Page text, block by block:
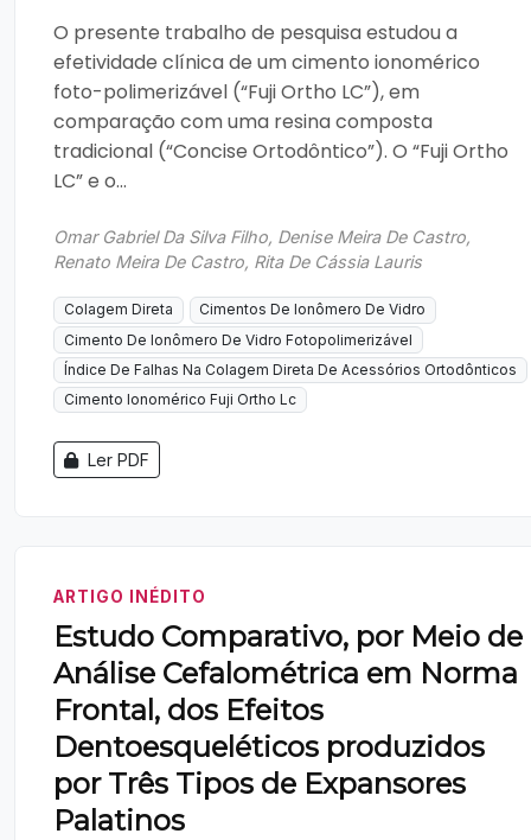
O presente trabalho de pesquisa estudou a
efetividade clínica de um cimento ionomérico
foto-polimerizável (“Fuji Ortho LC”), em
comparação com uma resina composta
tradicional (“Concise Ortodôntico”). O “Fuji Ortho
LC” e o...
Omar Gabriel Da Silva Filho, Denise Meira De Castro,
Renato Meira De Castro, Rita De Cássia Lauris
Colagem Direta
Cimentos De Ionômero De Vidro
Cimento De Ionômero De Vidro Fotopolimerizável
Índice De Falhas Na Colagem Direta De Acessórios Ortodônticos
Cimento Ionomérico Fuji Ortho Lc
Ler PDF
ARTIGO INÉDITO
Estudo Comparativo, por Meio de
Análise Cefalométrica em Norma
Frontal, dos Efeitos
Dentoesqueléticos produzidos
por Três Tipos de Expansores
Palatinos